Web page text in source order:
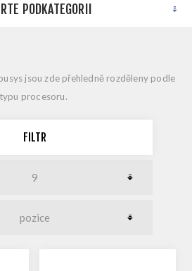
PODKATEGORII
jsou zde přehledně rozděleny podle
typu procesoru.
FILTR